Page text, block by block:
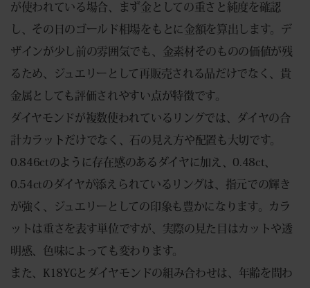
が使われている場合、まず金としての重さと純度を確認
し、その日のゴールド相場をもとに金額を算出します。デ
ザインが少し前の雰囲気でも、金素材そのものの価値が残
るため、ジュエリーとして再販売される品だけでなく、貴
金属としても評価されやすい点が特徴です。
ダイヤモンドが複数使われているリングでは、ダイヤの合
計カラットだけでなく、石の見え方や配置も大切です。
0.846ctのように存在感のあるダイヤに加え、0.48ct、
0.54ctのダイヤが添えられているリングは、指元での輝き
が強く、ジュエリーとしての印象も豊かになります。カラ
ットは重さを表す単位ですが、実際の見た目はカットや透
明感、色味によっても変わります。
また、K18YGとダイヤモンドの組み合わせは、年齢を問わ